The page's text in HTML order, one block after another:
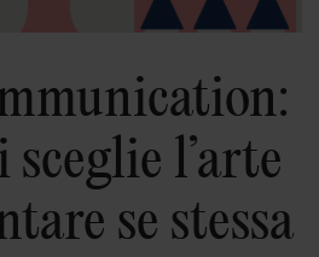
l’arte
se stessa